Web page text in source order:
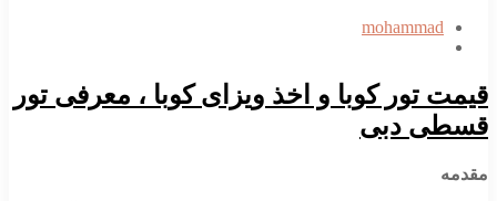
mohammad
قیمت تور کوبا و اخذ ویزای کوبا ، معرفی تور
قسطی دبی
مقدمه